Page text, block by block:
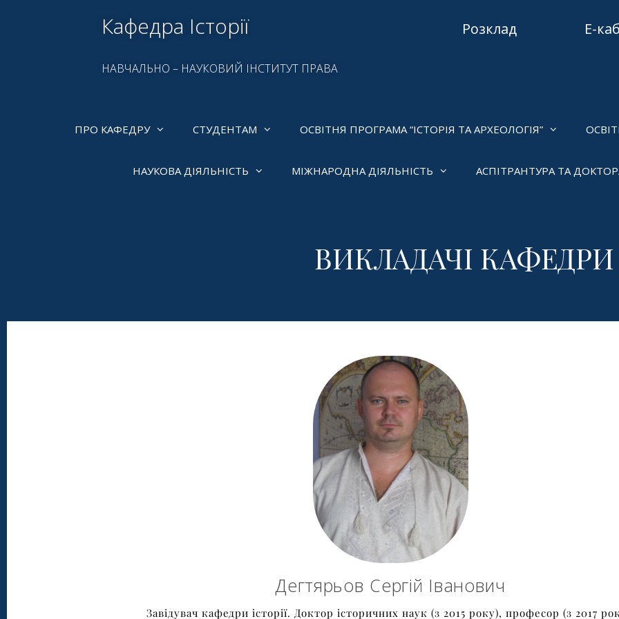
Кафедра Історії
НАВЧАЛЬНО – НАУКОВИЙ ІНСТИТУТ ПРАВА
Розклад Е-
ПРО КАФЕДРУ СТУДЕНТАМ ОСВІТНЯ ПРОГРАМА “ІСТОРІЯ ТА АРХЕОЛОГІЯ”
НАУКОВА ДІЯЛЬНІСТЬ МІЖНАРОДНА ДІЯЛЬНІСТЬ АСПІТРАНТУРА ТА
ВИКЛАДАЧІ КАФЕДРИ
Дегтярьов Сергій Іванович
Завідувач кафедри історії. Доктор історичних наук (з 2015 року), професор (з 2017